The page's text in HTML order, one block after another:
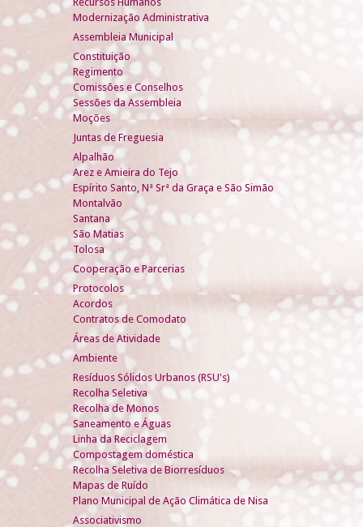
Modernização Administrativa
Assembleia Municipal
Constituição
Regimento
Comissões e Conselhos
Sessões da Assembleia
Moções
Juntas de Freguesia
Alpalhão
Arez e Amieira do Tejo
Espírito Santo, Nª Srª da Graça e São Simão
Montalvão
Santana
São Matias
Tolosa
Cooperação e Parcerias
Protocolos
Acordos
Contratos de Comodato
Áreas de Atividade
Ambiente
Resíduos Sólidos Urbanos (RSU's)
Recolha Seletiva
Recolha de Monos
Saneamento e Águas
Linha da Reciclagem
Compostagem doméstica
Recolha Seletiva de Biorresíduos
Mapas de Ruído
Plano Municipal de Ação Climática de Nisa
Associativismo